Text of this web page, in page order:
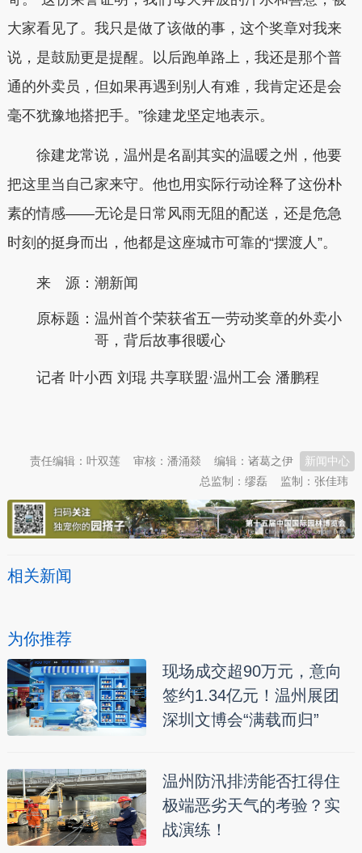
大家看见了。我只是做了该做的事，这个奖章对我来
说，是鼓励更是提醒。以后跑单路上，我还是那个普
通的外卖员，但如果再遇到别人有难，我肯定还是会
毫不犹豫地搭把手。”徐建龙坚定地表示。
徐建龙常说，温州是名副其实的温暖之州，他要
把这里当自己家来守。他也用实际行动诠释了这份朴
素的情感——无论是日常风雨无阻的配送，还是危急
时刻的挺身而出，他都是这座城市可靠的“摆渡人”。
来 源：潮新闻
原标题： 温州首个荣获省五一劳动奖章的外卖小
哥，背后故事很暖心
记者 叶小西 刘琨 共享联盟·温州工会 潘鹏程
新闻中心
编辑：诸葛之伊
审核：潘涌燚
责任编辑：叶双莲
监制：张佳玮
总监制：缪磊
相关新闻
为你推荐
现场成交超90万元，意向
签约1.34亿元！温州展团
深圳文博会“满载而归”
温州防汛排涝能否扛得住
极端恶劣天气的考验？实
战演练！